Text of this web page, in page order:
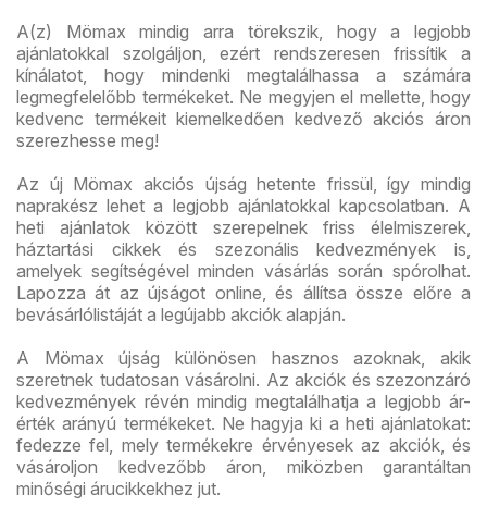
A(z) Mömax mindig arra törekszik, hogy a legjobb
ajánlatokkal szolgáljon, ezért rendszeresen frissítik a
kínálatot, hogy mindenki megtalálhassa a számára
legmegfelelőbb termékeket. Ne megyjen el mellette, hogy
kedvenc termékeit kiemelkedően kedvező akciós áron
szerezhesse meg!
Az új Mömax akciós újság hetente frissül, így mindig
naprakész lehet a legjobb ajánlatokkal kapcsolatban. A
heti ajánlatok között szerepelnek friss élelmiszerek,
háztartási cikkek és szezonális kedvezmények is,
amelyek segítségével minden vásárlás során spórolhat.
Lapozza át az újságot online, és állítsa össze előre a
bevásárlólistáját a legújabb akciók alapján.
A Mömax újság különösen hasznos azoknak, akik
szeretnek tudatosan vásárolni. Az akciók és szezonzáró
kedvezmények révén mindig megtalálhatja a legjobb ár-
érték arányú termékeket. Ne hagyja ki a heti ajánlatokat:
fedezze fel, mely termékekre érvényesek az akciók, és
vásároljon kedvezőbb áron, miközben garantáltan
minőségi árucikkekhez jut.